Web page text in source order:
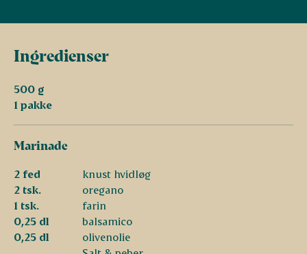
Ingredienser
500 g
1 pakke
Marinade
2 fed
knust hvidløg
2 tsk.
oregano
1 tsk.
farin
0,25 dl
balsamico
0,25 dl
olivenolie